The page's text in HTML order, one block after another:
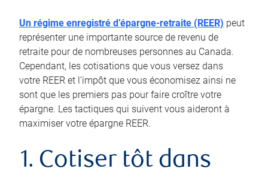
Un régime enregistré d’épargne-retraite (REER) peut
représenter une importante source de revenu de
retraite pour de nombreuses personnes au Canada.
Cependant, les cotisations que vous versez dans
votre REER et l’impôt que vous économisez ainsi ne
sont que les premiers pas pour faire croître votre
épargne. Les tactiques qui suivent vous aideront à
maximiser votre épargne REER.
1. Cotiser tôt dans